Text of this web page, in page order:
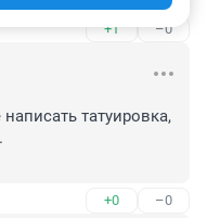
+1 –0
татуировка,
+0 –0